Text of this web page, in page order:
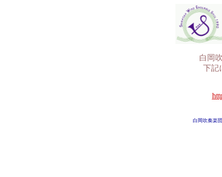
白岡
下記
白岡吹奏楽団